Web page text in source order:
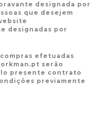
designada por
que desejem
designadas por
efetuadas
serão
presente contrato
previamente